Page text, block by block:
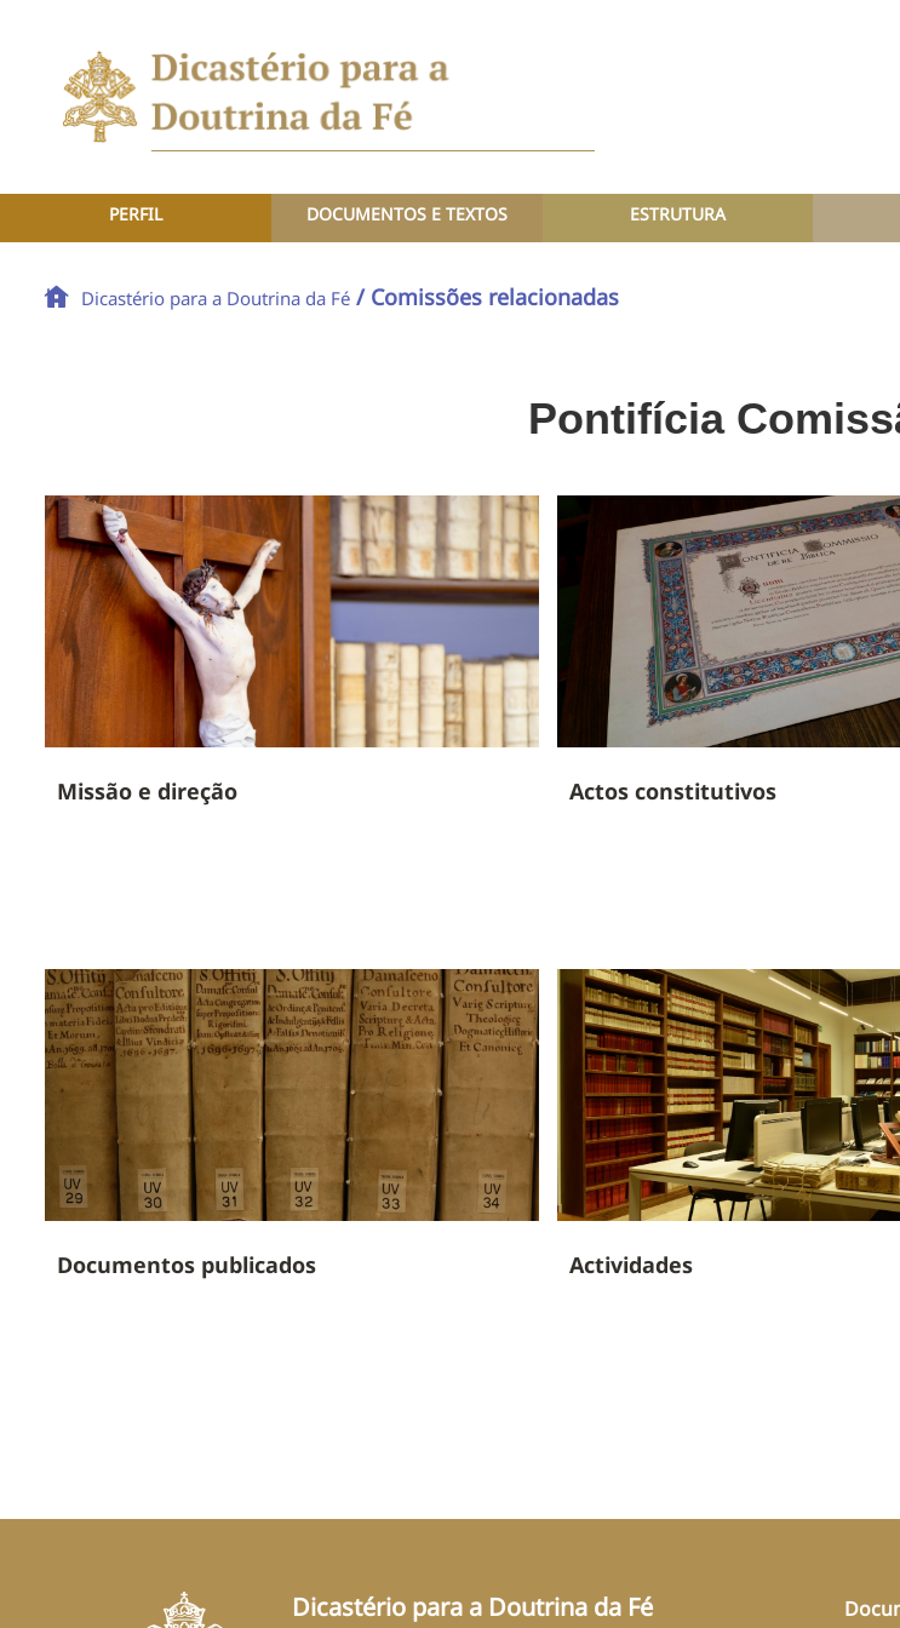
PERFIL DOCUMENTOS E TEXTOS ESTRUTURA
Dicastério para a Doutrina da Fé / Comissões relacionadas
Pontifícia
Missão e direção Actos constitutivos
Documentos publicados Actividades
Dicastério para a Doutrina da Fé